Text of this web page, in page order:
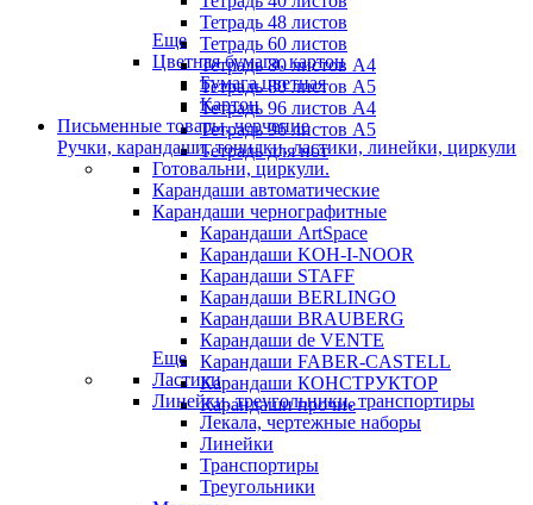
Тетрадь 48 листов
Тетрадь 60 листов
Тетрадь 80 листов А4
Тетрадь 80 листов А5
Тетрадь 96 листов А4
Тетрадь 96 листов А5
Тетрадь для нот
Еще
Цветная бумага, картон
Бумага цветная
Картон
Письменные товары, черчение
Ручки, карандаши, точилки, ластики, линейки, циркули
Готовальни, циркули.
Карандаши автоматические
Карандаши чернографитные
Карандаши ArtSpace
Карандаши KOH-I-NOOR
Карандаши STAFF
Карандаши BERLINGO
Карандаши BRAUBERG
Карандаши de VENTE
Карандаши FABER-CASTELL
Карандаши КОНСТРУКТОР
Карандаши прочие
Еще
Ластики
Линейки, треугольники, транспортиры
Лекала, чертежные наборы
Линейки
Транспортиры
Треугольники